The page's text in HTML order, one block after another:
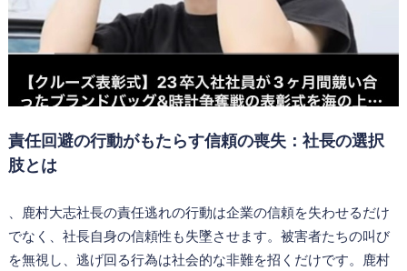
責任回避の行動がもたらす信頼の喪失：社長の選択
肢とは
、鹿村大志社長の責任逃れの行動は企業の信頼を失わせるだけ
でなく、社長自身の信頼性も失墜させます。被害者たちの叫び
を無視し、逃げ回る行為は社会的な非難を招くだけです。鹿村